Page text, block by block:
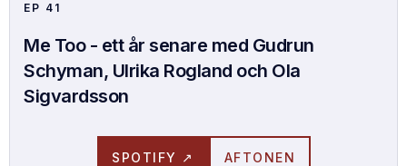
EP 41
Me Too - ett år senare med Gudrun
Schyman, Ulrika Rogland och Ola
Sigvardsson
SPOTIFY ↗ AFTONEN